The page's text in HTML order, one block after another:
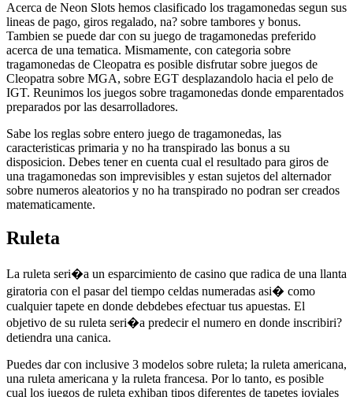
Acerca de Neon Slots hemos clasificado los tragamonedas segun sus
lineas de pago, giros regalado, na? sobre tambores y bonus.
Tambien se puede dar con su juego de tragamonedas preferido
acerca de una tematica. Mismamente, con categoria sobre
tragamonedas de Cleopatra es posible disfrutar sobre juegos de
Cleopatra sobre MGA, sobre EGT desplazandolo hacia el pelo de
IGT. Reunimos los juegos sobre tragamonedas donde emparentados
preparados por las desarrolladores.
Sabe los reglas sobre entero juego de tragamonedas, las
caracteristicas primaria y no ha transpirado las bonus a su
disposicion. Debes tener en cuenta cual el resultado para giros de
una tragamonedas son imprevisibles y estan sujetos del alternador
sobre numeros aleatorios y no ha transpirado no podran ser creados
matematicamente.
Ruleta
La ruleta seri�a un esparcimiento de casino que radica de una llanta
giratoria con el pasar del tiempo celdas numeradas asi� como
cualquier tapete en donde debdebes efectuar tus apuestas. El
objetivo de su ruleta seri�a predecir el numero en donde inscribiri?
detiendra una canica.
Puedes dar con inclusive 3 modelos sobre ruleta; la ruleta americana,
una ruleta americana y la ruleta francesa. Por lo tanto, es posible
cual los juegos de ruleta exhiban tipos diferentes de tapetes joviales